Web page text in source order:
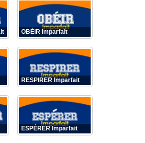
OBÉIR Imparfait
RESPIRER Imparfait
ESPÉRER Imparfait